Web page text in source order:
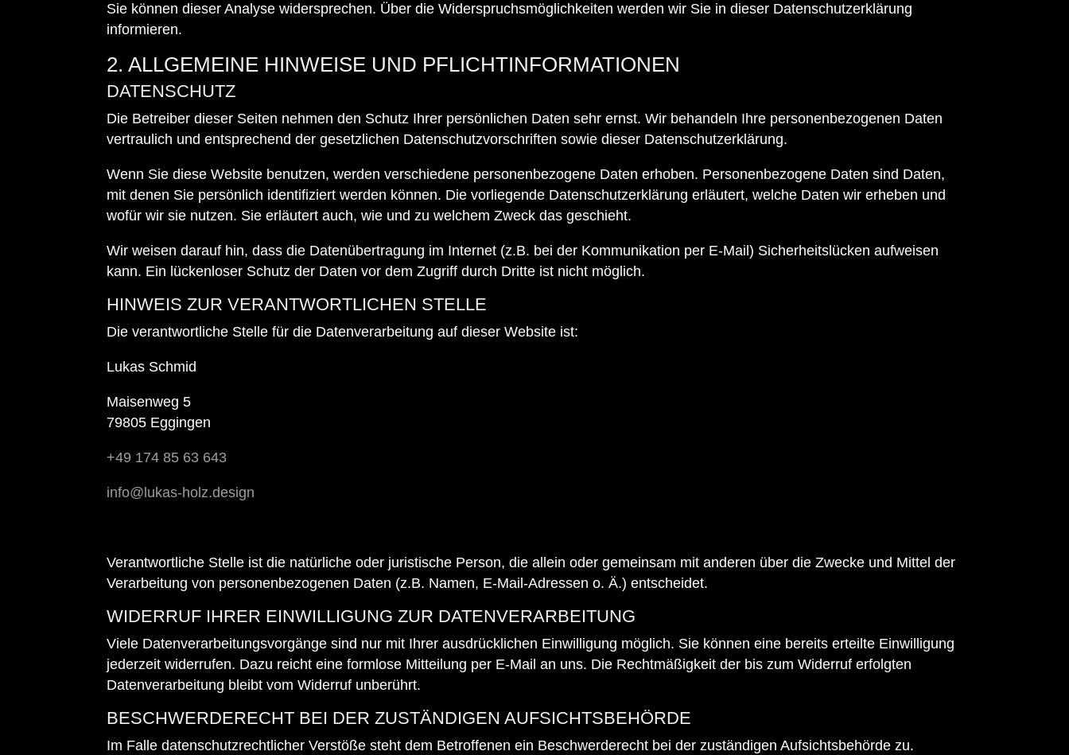
Sie können dieser Analyse widersprechen. Über die Widerspruchsmöglichkeiten werden wir Sie in dieser Datenschutzerklärung
informieren.
2. ALLGEMEINE HINWEISE UND PFLICHTINFORMATIONEN
DATENSCHUTZ
Die Betreiber dieser Seiten nehmen den Schutz Ihrer persönlichen Daten sehr ernst. Wir behandeln Ihre personenbezogenen Daten
vertraulich und entsprechend der gesetzlichen Datenschutzvorschriften sowie dieser Datenschutzerklärung.
Wenn Sie diese Website benutzen, werden verschiedene personenbezogene Daten erhoben. Personenbezogene Daten sind Daten,
mit denen Sie persönlich identifiziert werden können. Die vorliegende Datenschutzerklärung erläutert, welche Daten wir erheben und
wofür wir sie nutzen. Sie erläutert auch, wie und zu welchem Zweck das geschieht.
Wir weisen darauf hin, dass die Datenübertragung im Internet (z.B. bei der Kommunikation per E-Mail) Sicherheitslücken aufweisen
kann. Ein lückenloser Schutz der Daten vor dem Zugriff durch Dritte ist nicht möglich.
HINWEIS ZUR VERANTWORTLICHEN STELLE
Die verantwortliche Stelle für die Datenverarbeitung auf dieser Website ist:
Lukas Schmid
Maisenweg 5
79805 Eggingen
+49 174 85 63 643
info@lukas-holz.design
Verantwortliche Stelle ist die natürliche oder juristische Person, die allein oder gemeinsam mit anderen über die Zwecke und Mittel der
Verarbeitung von personenbezogenen Daten (z.B. Namen, E-Mail-Adressen o. Ä.) entscheidet.
WIDERRUF IHRER EINWILLIGUNG ZUR DATENVERARBEITUNG
Viele Datenverarbeitungsvorgänge sind nur mit Ihrer ausdrücklichen Einwilligung möglich. Sie können eine bereits erteilte Einwilligung
jederzeit widerrufen. Dazu reicht eine formlose Mitteilung per E-Mail an uns. Die Rechtmäßigkeit der bis zum Widerruf erfolgten
Datenverarbeitung bleibt vom Widerruf unberührt.
BESCHWERDERECHT BEI DER ZUSTÄNDIGEN AUFSICHTSBEHÖRDE
Im Falle datenschutzrechtlicher Verstöße steht dem Betroffenen ein Beschwerderecht bei der zuständigen Aufsichtsbehörde zu.